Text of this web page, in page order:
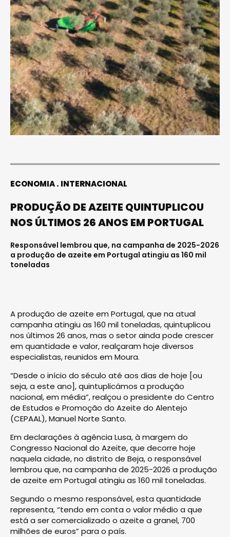
ECONOMIA INTERNACIONAL
PRODUÇÃO DE AZEITE QUINTUPLICOU
NOS ÚLTIMOS 26 ANOS EM PORTUGAL
Responsável lembrou que, na campanha de 2025-2026
a produção de azeite em Portugal atingiu as 160 mil
toneladas
A produção de azeite em Portugal, que na atual
campanha atingiu as 160 mil toneladas, quintuplicou
nos últimos 26 anos, mas o setor ainda pode crescer
em quantidade e valor, realçaram hoje diversos
especialistas, reunidos em Moura.
“Desde o início do século até aos dias de hoje [ou
seja, a este ano], quintuplicámos a produção
nacional, em média”, realçou o presidente do Centro
de Estudos e Promoção do Azeite do Alentejo
(CEPAAL), Manuel Norte Santo.
Em declarações à agência Lusa, à margem do
Congresso Nacional do Azeite, que decorre hoje
naquela cidade, no distrito de Beja, o responsável
lembrou que, na campanha de 2025-2026 a produção
de azeite em Portugal atingiu as 160 mil toneladas.
Segundo o mesmo responsável, esta quantidade
representa, “tendo em conta o valor médio a que
está a ser comercializado o azeite a granel, 700
milhões de euros” para o país.